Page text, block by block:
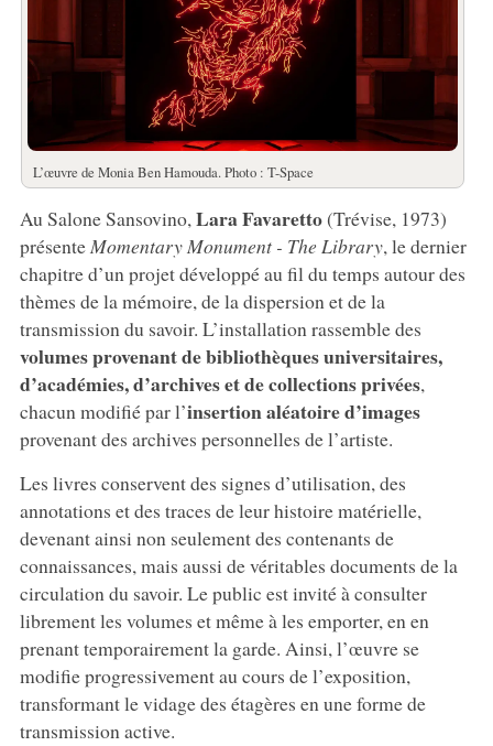
L’œuvre de Monia Ben Hamouda. Photo : T-Space
Au Salone Sansovino,Lara Favaretto(Trévise, 1973)
présenteMomentary Monument - The Library, le dernier
chapitre d’un projet développé au fil du temps autour des
thèmes de la mémoire, de la dispersion et de la
transmission du savoir. L’installation rassemble des
volumes provenant de bibliothèques universitaires,
d’académies, d’archives et de collections privées,
chacun modifié par l’insertion aléatoire d’images
provenant des archives personnelles de l’artiste.
Les livres conservent des signes d’utilisation, des
annotations et des traces de leur histoire matérielle,
devenant ainsi non seulement des contenants de
connaissances, mais aussi de véritables documents de la
circulation du savoir. Le public est invité à consulter
librement les volumes et même à les emporter, en en
prenant temporairement la garde. Ainsi, l’œuvre se
modifie progressivement au cours de l’exposition,
transformant le vidage des étagères en une forme de
transmission active.